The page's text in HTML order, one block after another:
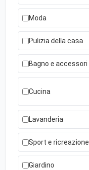
Moda
Pulizia della casa
Bagno e accessori
Cucina
Lavanderia
Sport e ricreazione
Giardino